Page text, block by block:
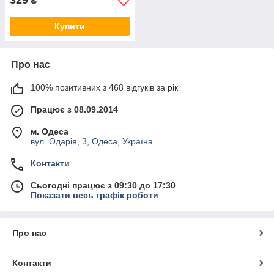
ВИБІР
У каталозі ви знайдете пристрої для
У нас ви знайдете
та інших популярних марок.
Купити
Про нас
100% позитивних з 468 відгуків за рік
Працює з 08.09.2014
м. Одеса
вул. Одарія, 3, Одеса, Україна
Контакти
Сьогодні працює з 09:30 до 17:30
Показати весь графік роботи
Про нас
Контакти